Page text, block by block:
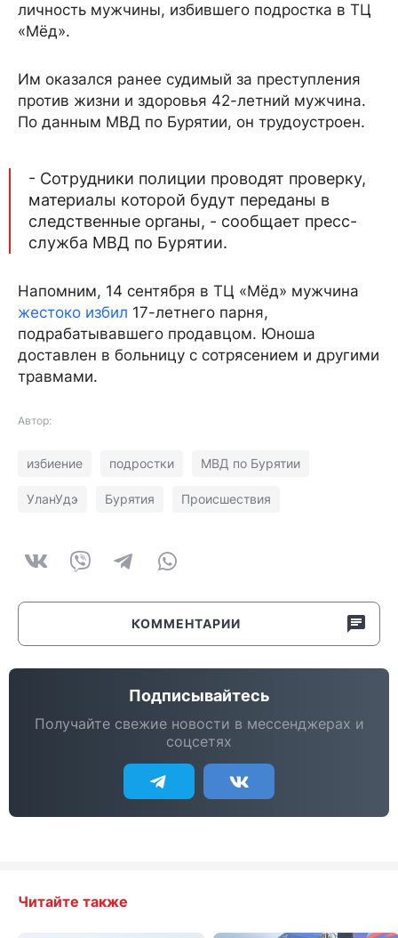
личность мужчины, избившего подростка в ТЦ
«Мëд».
Им оказался ранее судимый за преступления
против жизни и здоровья 42-летний мужчина.
По данным МВД по Бурятии, он трудоустроен.
- Сотрудники полиции проводят проверку,
материалы которой будут переданы в
следственные органы, - сообщает пресс-
служба МВД по Бурятии.
Напомним, 14 сентября в ТЦ «Мëд» мужчина
жестоко избил 17-летнего парня,
подрабатывавшего продавцом. Юноша
доставлен в больницу с сотрясением и другими
травмами.
Автор:
избиение подростки МВД по Бурятии
УланУдэ Бурятия Происшествия
КОММЕНТАРИИ
Подписывайтесь
Получайте свежие новости в мессенджерах и
соцсетях
Читайте также